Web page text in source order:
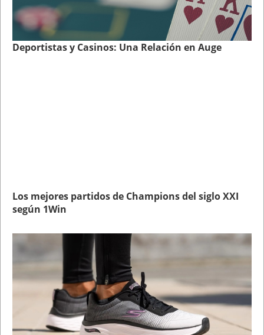
Deportistas y Casinos: Una Relación en Auge
Los mejores partidos de Champions del siglo XXI
según 1Win